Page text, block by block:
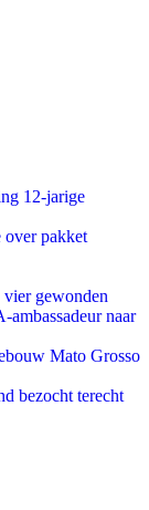
12-jarige
over pakket
vier gewonden
naar
Mato Grosso
bezocht terecht